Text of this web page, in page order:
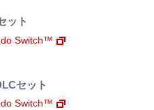
ット
Switch™
セット
Switch™